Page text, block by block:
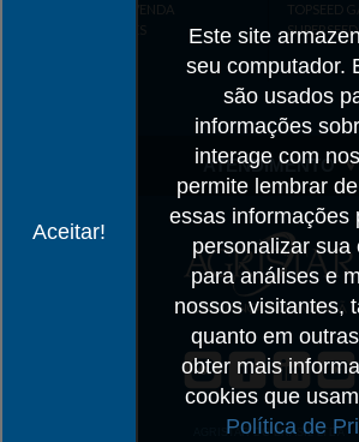
Aceitar!
Este site
seu computador.
são usados
informações
interage com
permite lembrar
essas informações
personalizar sua
para análises e
nossos visitantes,
quanto em
obter mais
cookies que
Política de
DISTRIBUIDOR/REVENDA
LINKS IMPORTANTES
TOPSEED
SUPERSEED
ATENDIMENTO
CADASTRO
TRABALHE CONOSCO
AGRISTAR DO BRASIL LTDA